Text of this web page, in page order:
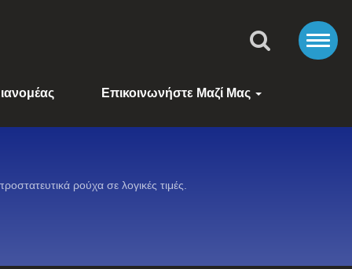
Επικοινωνήστε Μαζί Μας
ρούχα σε λογικές τιμές.